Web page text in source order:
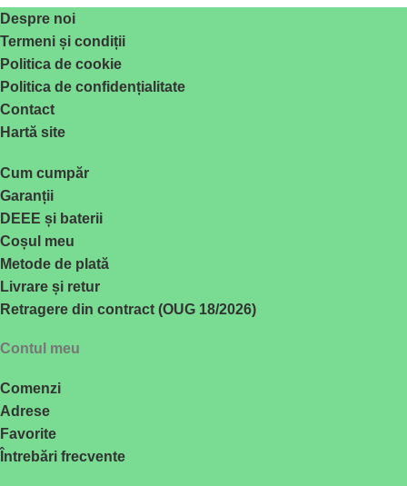
Despre noi
Termeni și condiții
Politica de cookie
Politica de confidențialitate
Contact
Hartă site
Cum cumpăr
Garanții
DEEE și baterii
Coșul meu
Metode de plată
Livrare și retur
Retragere din contract (OUG 18/2026)
Contul meu
Comenzi
Adrese
Favorite
Întrebări frecvente